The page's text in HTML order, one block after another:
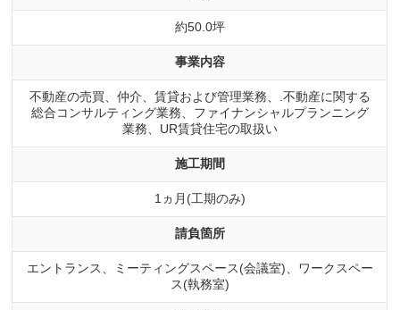
約50.0坪
事業内容
不動産の売買、仲介、賃貸および管理業務、.不動産に関する
総合コンサルティング業務、ファイナンシャルプランニング
業務、UR賃貸住宅の取扱い
施工期間
1ヵ月(工期のみ)
請負箇所
エントランス、ミーティングスペース(会議室)、ワークスペー
ス(執務室)